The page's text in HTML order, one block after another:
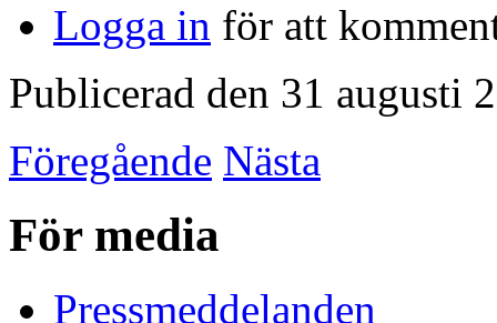
Logga in för att
Publicerad den 31 augusti
Föregående Nästa
För media
Pressmeddelanden